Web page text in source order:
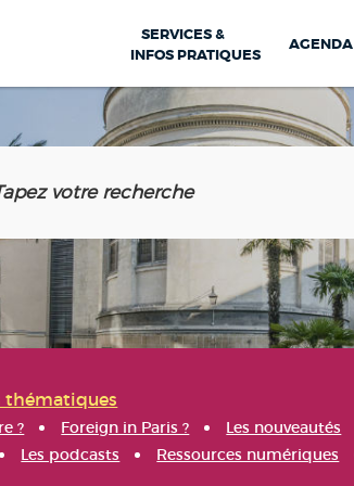
SERVICES &
INFOS PRATIQUES
AGENDA
thématiques
? Foreign in Paris ? Les nouveautés
Les podcasts Ressources numériques